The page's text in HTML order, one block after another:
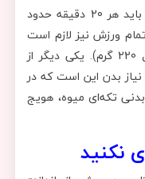
شروع تمرین ندارید. اما در حین ورزش باید هر 20 دقیقه حدود
اتمام ورزش نیز لازم است
مقدار مناسبی آب مصرف کنید (حداقل 220 گرم). یکی دیگر از
بدن این است که در
تکه‌ای میوه، هویج
نکنید